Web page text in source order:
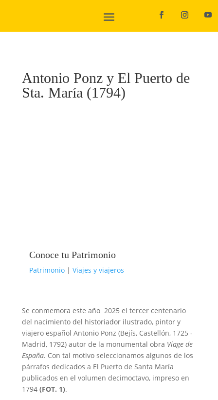
Antonio Ponz y El Puerto de
Sta. María (1794)
Conoce tu Patrimonio
Patrimonio| Viajes y viajeros
Se conmemora este año 2025 el tercer centenario
del nacimiento del historiador ilustrado, pintor y
viajero español Antonio Ponz (Bejís, Castellón, 1725 -
Madrid, 1792) autor de la monumental obra Viage de
España. Con tal motivo seleccionamos algunos de los
párrafos dedicados a El Puerto de Santa María
publicados en el volumen decimoctavo, impreso en
1794 (FOT. 1).